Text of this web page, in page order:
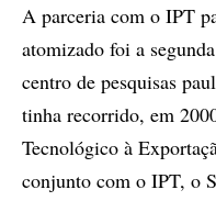
A parceria com o IPT
atomizado foi a
centro de pesquisas
tinha recorrido, em
Tecnológico à
conjunto com o IPT, o